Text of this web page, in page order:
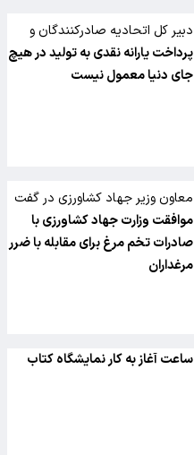
دبیر کل اتحادیه صادرکنندگان و
تولیدکنندگان سنگ آهن در گفت
وگو با تسنیم:
پرداخت یارانه نقدی به تولید در هیچ
جای دنیا معمول نیست
معاون وزیر جهاد کشاورزی در گفت
وگو با تسنیم خبر داد
موافقت وزارت جهاد کشاورزی با
صادرات تخم مرغ برای مقابله با ضرر
مرغداران
ساعت آغاز به کار نمایشگاه کتاب